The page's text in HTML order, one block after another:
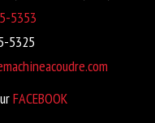
5353
5325
FACEBOOK